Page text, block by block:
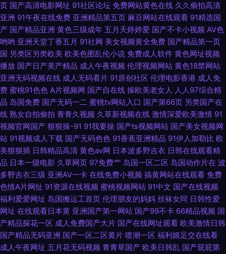
区丝袜制服 91情侣在线视频 欧美毛多水多bb 91亚州 色色的视频 九色反差
91 91新人xh98hx新作 日韩天堂无码 成人秀场 91v国产精品酒视频 久草福利
网 91深夜福利在线导航 欧美性爱第四页 熟女视频一区二区三区 九九国产精
品九九 91网站在线免费下载 五月桃花网一道本 韩精品久久 91看片婬黄大片
网址 91黑料少妇网站 人人乳人人鲁 97性视频 丝袜足交网 第一福利视频导航
影音先锋AV一区 精品久久婷婷网络 91福利社试看三分钟 97伊人网 97视频
97伊人射欧色色 成人AV免费在线观看 极品久久 极品黑丝av 黄色网址求推荐
韩国色片在线 国产传媒专区 激情色播导航 黄色在线免费网址 51吃瓜网乱子
伦精品 91导航绯色
页 国产高清电影网址 91社区论坛 免费网站黄色在线 久久偷拍高清
亚洲 91午夜在线免费 亚洲精品第五页 麻豆网站在线观看 91精选国
产 国产精品亚洲 黄色三级成年 五月天婷婷爱 国产不卡小视频 AV色
哟哟 亚洲天堂丁香五月 91社网 美女视频黄全免费 国产精品第一页
国 另类区另类欧美 欧美色图乱伦小说 免费成人软件 黄色网址视频
播放 国产日产美产精品 成人午夜视频 伦理视频网站 黄色18禁网站
亚洲无码视频在线 成人无码看片 91原创社区 伦理电影香港 成人免
费 蜜桃91色色 A片视频网 国产自在线 操欧美老女人 人人97综合精
品 岛国免费 国产无码一二 蜜桃tv网站入口 国产第66页 另类国产在
线 熟女自拍偷拍 青青久视频 久草新视频在线 激情深爱欧美激情 91
视频官网国产 狠狠操-91 91我要操 国产ts视频网站 国产美女视频网
站 91视频成人下载 国产无码色色 91香蕉亚洲精品 91伊人加勒比 欧
美狠狠插 日韩精品高清 黄色av网 日本波多野吉衣 日韩在线观看精
品 日本一级电影 久草网页 97免费艹 岛国一区二区 岛国动作片在 波
多野吉衣三级 亚洲AV一卡 在线免费小视频 搞黄网站在线观看 免费
色情A片网扯 91资源在线视频 蜜桃视频网站 91中文 国产在线视频
福利爱爱网址 岛国搬运工首页 伦理朋友的妈妈 丝袜女同 日韩性爱
网址 在线观看日本黄 亚洲国产第一网站 国产99不卡 66精品视频 国
产精品探花一区 成人免费国产大片 国产在线网址观看 欧美激情日韩
国产精品无码亚洲 国产一区二区黄片 喷潮一区 福利姬足交在线看
成人午夜网址 五月花无码视频 青青草国产 欧美日韩乱 国产屁屁第